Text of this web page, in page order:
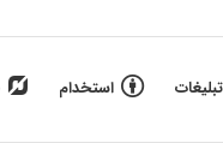
تبلیغات استخدام